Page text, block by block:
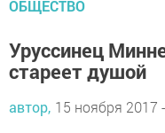
ОБЩЕСТВО
Уруссинец
стареет душой
автор, 15 ноября 2017